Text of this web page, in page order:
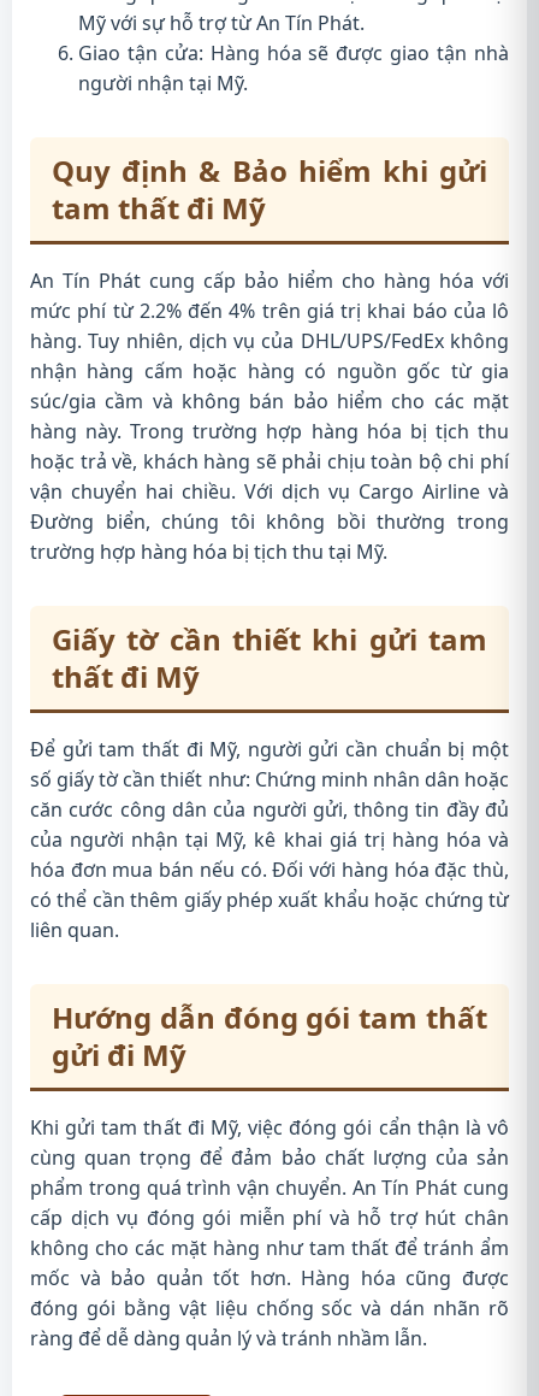
Mỹ với sự hỗ trợ từ An Tín Phát.
Giao tận cửa: Hàng hóa sẽ được giao tận nhà
người nhận tại Mỹ.
Quy định & Bảo hiểm khi gửi
tam thất đi Mỹ
An Tín Phát cung cấp bảo hiểm cho hàng hóa với
mức phí từ 2.2% đến 4% trên giá trị khai báo của lô
hàng. Tuy nhiên, dịch vụ của DHL/UPS/FedEx không
nhận hàng cấm hoặc hàng có nguồn gốc từ gia
súc/gia cầm và không bán bảo hiểm cho các mặt
hàng này. Trong trường hợp hàng hóa bị tịch thu
hoặc trả về, khách hàng sẽ phải chịu toàn bộ chi phí
vận chuyển hai chiều. Với dịch vụ Cargo Airline và
Đường biển, chúng tôi không bồi thường trong
trường hợp hàng hóa bị tịch thu tại Mỹ.
Giấy tờ cần thiết khi gửi tam
thất đi Mỹ
Để gửi tam thất đi Mỹ, người gửi cần chuẩn bị một
số giấy tờ cần thiết như: Chứng minh nhân dân hoặc
căn cước công dân của người gửi, thông tin đầy đủ
của người nhận tại Mỹ, kê khai giá trị hàng hóa và
hóa đơn mua bán nếu có. Đối với hàng hóa đặc thù,
có thể cần thêm giấy phép xuất khẩu hoặc chứng từ
liên quan.
Hướng dẫn đóng gói tam thất
gửi đi Mỹ
Khi gửi tam thất đi Mỹ, việc đóng gói cẩn thận là vô
cùng quan trọng để đảm bảo chất lượng của sản
phẩm trong quá trình vận chuyển. An Tín Phát cung
cấp dịch vụ đóng gói miễn phí và hỗ trợ hút chân
không cho các mặt hàng như tam thất để tránh ẩm
mốc và bảo quản tốt hơn. Hàng hóa cũng được
đóng gói bằng vật liệu chống sốc và dán nhãn rõ
ràng để dễ dàng quản lý và tránh nhầm lẫn.